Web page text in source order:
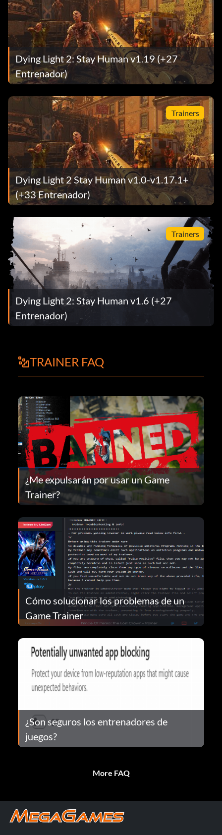
Dying Light 2: Stay Human v1.19 (+27
Entrenador)
Trainers
Dying Light 2 Stay Human v1.0-v1.17.1+
(+33 Entrenador)
Trainers
Dying Light 2: Stay Human v1.6 (+27
Entrenador)
TRAINER FAQ
¿Me expulsarán por usar un Game
Trainer?
Cómo solucionar los problemas de un
Game Trainer
¿Son seguros los entrenadores de
juegos?
More FAQ